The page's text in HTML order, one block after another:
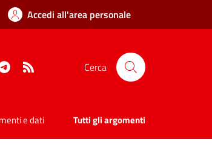
Accedi all'area personale
Telegram Cerca
e dati Tutti gli argomenti